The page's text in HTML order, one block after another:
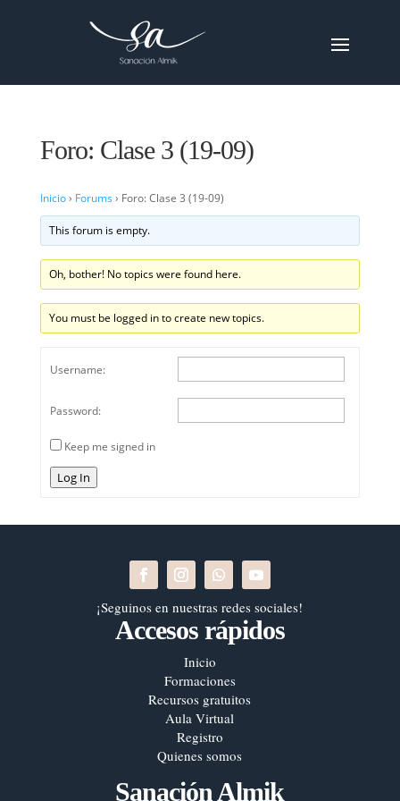
Foro: Clase 3 (19-09)
Inicio› Forums › Foro: Clase 3 (19-09)
This forum is empty.
Oh, bother! No topics were found here.
You must be logged in to create new topics.
Username:
Password:
Keep me signed in
Log In
¡Seguinos en nuestras redes sociales!
Accesos rápidos
Inicio
Formaciones
Recursos gratuitos
Aula Virtual
Registro
Quienes somos
Sanación Almik